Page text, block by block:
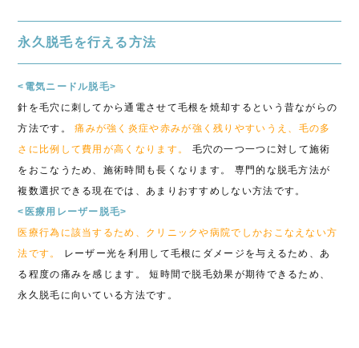
永久脱毛を行える方法
<電気ニードル脱毛>
針を毛穴に刺してから通電させて毛根を焼却するという昔ながらの
方法です。痛みが強く炎症や赤みが強く残りやすいうえ、毛の多
さに比例して費用が高くなります。
毛穴の一つ一つに対して施術
をおこなうため、施術時間も長くなります。 専門的な脱毛方法が
複数選択できる現在では、あまりおすすめしない方法です。
<医療用レーザー脱毛>
医療行為に該当するため、クリニックや病院でしかおこなえない方
法です。
レーザー光を利用して毛根にダメージを与えるため、あ
る程度の痛みを感じます。 短時間で脱毛効果が期待できるため、
永久脱毛に向いている方法です。